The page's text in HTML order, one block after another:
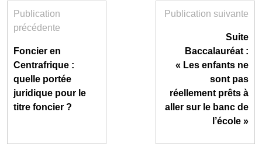
Publication
précédente
Foncier en
Centrafrique :
quelle portée
juridique pour le
titre foncier ?
Publication suivante
Suite
Baccalauréat :
« Les enfants ne
sont pas
réellement prêts à
aller sur le banc de
l’école »